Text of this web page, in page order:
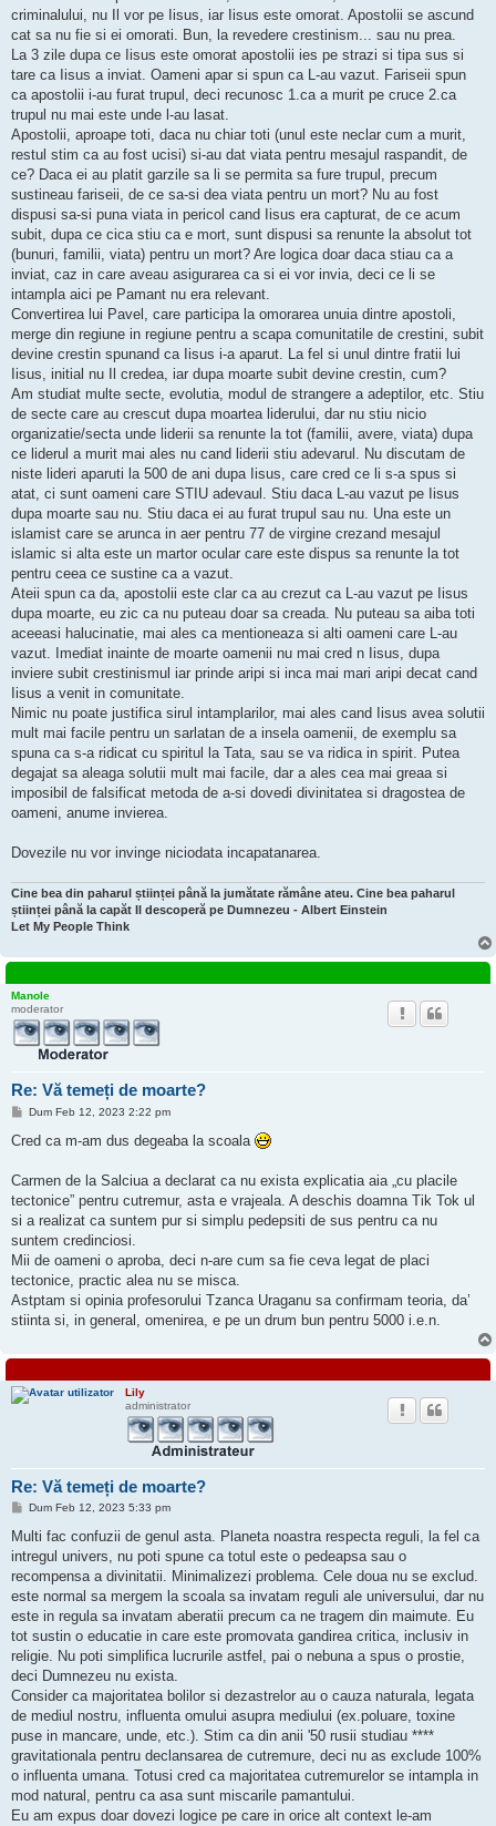
criminalului, nu Il vor pe Iisus, iar Iisus este omorat. Apostolii se ascund
cat sa nu fie si ei omorati. Bun, la revedere crestinism... sau nu prea.
La 3 zile dupa ce Iisus este omorat apostolii ies pe strazi si tipa sus si
tare ca Iisus a inviat. Oameni apar si spun ca L-au vazut. Fariseii spun
ca apostolii i-au furat trupul, deci recunosc 1.ca a murit pe cruce 2.ca
trupul nu mai este unde l-au lasat.
Apostolii, aproape toti, daca nu chiar toti (unul este neclar cum a murit,
restul stim ca au fost ucisi) si-au dat viata pentru mesajul raspandit, de
ce? Daca ei au platit garzile sa li se permita sa fure trupul, precum
sustineau fariseii, de ce sa-si dea viata pentru un mort? Nu au fost
dispusi sa-si puna viata in pericol cand Iisus era capturat, de ce acum
subit, dupa ce cica stiu ca e mort, sunt dispusi sa renunte la absolut tot
(bunuri, familii, viata) pentru un mort? Are logica doar daca stiau ca a
inviat, caz in care aveau asigurarea ca si ei vor invia, deci ce li se
intampla aici pe Pamant nu era relevant.
Convertirea lui Pavel, care participa la omorarea unuia dintre apostoli,
merge din regiune in regiune pentru a scapa comunitatile de crestini, subit
devine crestin spunand ca Iisus i-a aparut. La fel si unul dintre fratii lui
Iisus, initial nu Il credea, iar dupa moarte subit devine crestin, cum?
Am studiat multe secte, evolutia, modul de strangere a adeptilor, etc. Stiu
de secte care au crescut dupa moartea liderului, dar nu stiu nicio
organizatie/secta unde liderii sa renunte la tot (familii, avere, viata) dupa
ce liderul a murit mai ales nu cand liderii stiu adevarul. Nu discutam de
niste lideri aparuti la 500 de ani dupa Iisus, care cred ce li s-a spus si
atat, ci sunt oameni care STIU adevaul. Stiu daca L-au vazut pe Iisus
dupa moarte sau nu. Stiu daca ei au furat trupul sau nu. Una este un
islamist care se arunca in aer pentru 77 de virgine crezand mesajul
islamic si alta este un martor ocular care este dispus sa renunte la tot
pentru ceea ce sustine ca a vazut.
Ateii spun ca da, apostolii este clar ca au crezut ca L-au vazut pe Iisus
dupa moarte, eu zic ca nu puteau doar sa creada. Nu puteau sa aiba toti
aceeasi halucinatie, mai ales ca mentioneaza si alti oameni care L-au
vazut. Imediat inainte de moarte oamenii nu mai cred n Iisus, dupa
inviere subit crestinismul iar prinde aripi si inca mai mari aripi decat cand
Iisus a venit in comunitate.
Nimic nu poate justifica sirul intamplarilor, mai ales cand Iisus avea solutii
mult mai facile pentru un sarlatan de a insela oamenii, de exemplu sa
spuna ca s-a ridicat cu spiritul la Tata, sau se va ridica in spirit. Putea
degajat sa aleaga solutii mult mai facile, dar a ales cea mai greaa si
imposibil de falsificat metoda de a-si dovedi divinitatea si dragostea de
oameni, anume invierea.
Dovezile nu vor invinge niciodata incapatanarea.
Cine bea din paharul științei până la jumătate rămâne ateu. Cine bea paharul
științei până la capăt Il descoperă pe Dumnezeu - Albert Einstein
Let My People Think
Manole
moderator
Re: Vă temeți de moarte?
M
s
Dum Feb 12, 2023 2:22 pm
Cred ca m-am dus degeaba la scoala
Carmen de la Salciua a declarat ca nu exista explicatia aia „cu placile
tectonice” pentru cutremur, asta e vrajeala. A deschis doamna Tik Tok ul
si a realizat ca suntem pur si simplu pedepsiti de sus pentru ca nu
suntem credinciosi.
Mii de oameni o aproba, deci n-are cum sa fie ceva legat de placi
tectonice, practic alea nu se misca.
Astptam si opinia profesorului Tzanca Uraganu sa confirmam teoria, da’
stiinta si, in general, omenirea, e pe un drum bun pentru 5000 i.e.n.
Lily
administrator
Re: Vă temeți de moarte?
M
s
j
Dum Feb 12, 2023 5:33 pm
Multi fac confuzii de genul asta. Planeta noastra respecta reguli, la fel ca
intregul univers, nu poti spune ca totul este o pedeapsa sau o
recompensa a divinitatii. Minimalizezi problema. Cele doua nu se exclud.
este normal sa mergem la scoala sa invatam reguli ale universului, dar nu
este in regula sa invatam aberatii precum ca ne tragem din maimute. Eu
tot sustin o educatie in care este promovata gandirea critica, inclusiv in
religie. Nu poti simplifica lucrurile astfel, pai o nebuna a spus o prostie,
deci Dumnezeu nu exista.
Consider ca majoritatea bolilor si dezastrelor au o cauza naturala, legata
de mediul nostru, influenta omului asupra mediului (ex.poluare, toxine
puse in mancare, unde, etc.). Stim ca din anii '50 rusii studiau ****
gravitationala pentru declansarea de cutremure, deci nu as exclude 100%
o influenta umana. Totusi cred ca majoritatea cutremurelor se intampla in
mod natural, pentru ca asa sunt miscarile pamantului.
Eu am expus doar dovezi logice pe care in orice alt context le-am